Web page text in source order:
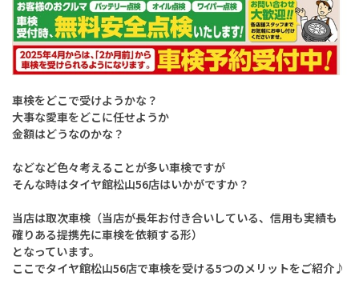
車検をどこで受けようかな？
大事な愛車をどこに任せようか
金額はどうなのかな？
などなど色々考えることが多い車検ですが
そんな時はタイヤ館松山56店はいかがですか？
当店は取次車検（当店が長年お付き合いしている、信用も実績も
確りある提携先に車検を依頼する形）
となっています。
ここでタイヤ館松山56店で車検を受ける5つのメリットをご紹介♪